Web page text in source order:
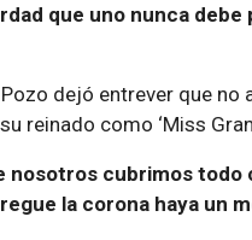
que uno nunca
dejó entrever que no
reinado como ‘Miss
nosotros cubrimos todo
la corona haya un